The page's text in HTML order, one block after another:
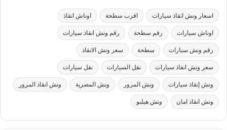
اسعار ونش انقاذ سيارات اقرب سطحة اوناش انقاذ
اوناش سيارات رقم سطحة رقم ونش انقاذ سيارات
رقم ونش سيارات سطحة سعر ونش الانقاذ
سعر ونش انقاذ سيارات نقل السيارات نقل سيارات
ونش إنقاذ سيارات ونش المرور ونش المصرية ونش انقاذ المرور
ونش انقاذ امان ونش هيلبو